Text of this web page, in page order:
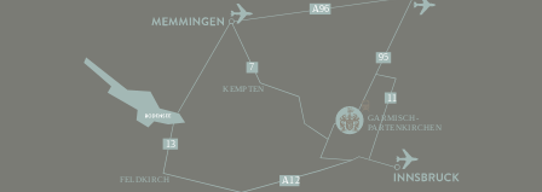
A96
95
11
7
A12
13
KEMPTEN
FELDKIRCH
GARMISCH-
PARTENKIRCHEN